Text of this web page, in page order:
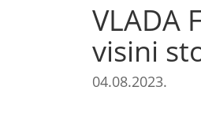
VLADA
visini
04.08.2023.